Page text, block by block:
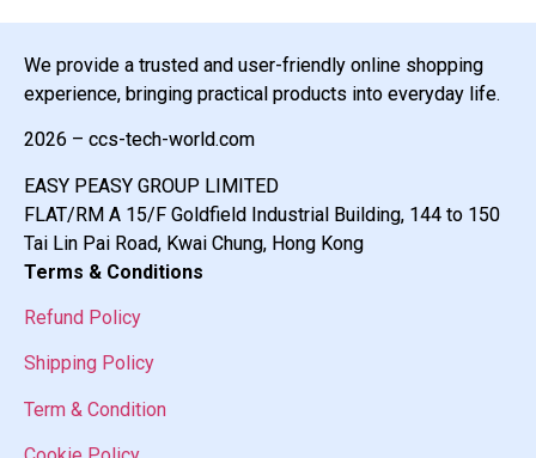
We provide a trusted and user-friendly online shopping
experience, bringing practical products into everyday life.
2026 – ccs-tech-world.com
EASY PEASY GROUP LIMITED
FLAT/RM A 15/F Goldfield Industrial Building, 144 to 150
Tai Lin Pai Road, Kwai Chung, Hong Kong
Terms & Conditions
Refund Policy
Shipping Policy
Term & Condition